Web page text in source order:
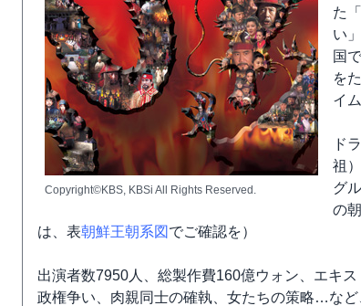
Copyright©KBS, KBSi All Rights Reserved.
た
い
国
を
イ
ド
祖
グ
の
は、表朝鮮王朝系図 でご確認を）
出演者数7950人、総製作費160億ウォン、エキ
政権争い、肉親同士の確執、女たちの策略…な